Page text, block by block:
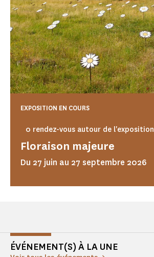
Floraison majeure
0 rendez-vous autour de l'exposition
Du 27 juin au 27 septembre 2026
EXPOSITION EN COURS
ÉVÉNEMENT(S) À LA UNE